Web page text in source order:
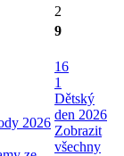
2
9
2026
16
1
Dětský
den 2026
Zobrazit
všechny